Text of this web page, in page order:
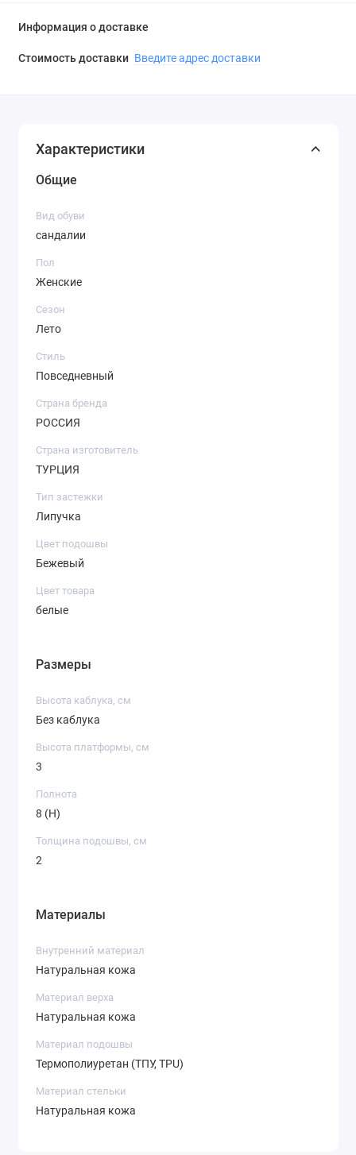
Информация о доставке
Стоимость доставки Введите адрес доставки
Характеристики
Общие
Вид обуви
сандалии
Пол
Женские
Сезон
Лето
Стиль
Повседневный
Страна бренда
РОССИЯ
Страна изготовитель
ТУРЦИЯ
Тип застежки
Липучка
Цвет подошвы
Бежевый
Цвет товара
белые
Размеры
Высота каблука, см
Без каблука
Высота платформы, см
3
Полнота
8 (H)
Толщина подошвы, см
2
Материалы
Внутренний материал
Натуральная кожа
Материал верха
Натуральная кожа
Материал подошвы
Термополиуретан (ТПУ, TPU)
Материал стельки
Натуральная кожа